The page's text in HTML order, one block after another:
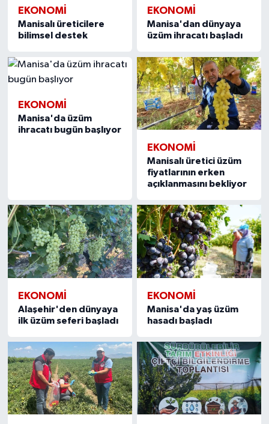
EKONOMİ
Manisalı üreticilere
bilimsel destek
EKONOMİ
Manisa'dan dünyaya
üzüm ihracatı başladı
EKONOMİ
Manisa'da üzüm
ihracatı bugün başlıyor
EKONOMİ
Manisalı üretici üzüm
fiyatlarının erken
açıklanmasını bekliyor
EKONOMİ
Alaşehir'den dünyaya
ilk üzüm seferi başladı
EKONOMİ
Manisa'da yaş üzüm
hasadı başladı